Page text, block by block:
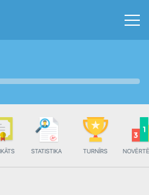
STATISTIKA TURNĪRS